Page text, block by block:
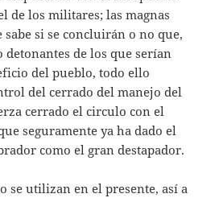
de los militares; las magnas
sabe si se concluirán o no que,
de los que serían
del pueblo, todo ello
del cerrado del manejo del
cerrado el circulo con el
seguramente ya ha dado el
como el gran destapador.
se utilizan en el presente, así a